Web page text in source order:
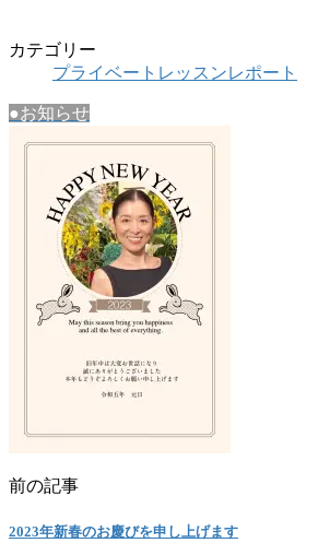
カテゴリー
プライベートレッスンレポート
●お知らせ
前の記事
2023年新春のお慶びを申し上げます